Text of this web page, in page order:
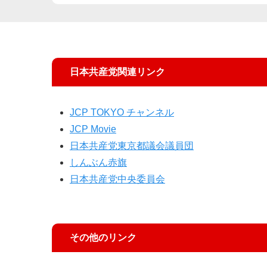
日本共産党関連リンク
JCP TOKYO チャンネル
JCP Movie
日本共産党東京都議会議員団
しんぶん赤旗
日本共産党中央委員会
その他のリンク